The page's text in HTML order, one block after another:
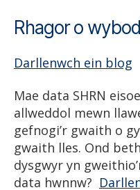
Rhagor o
Darllenwch ein blog
Mae data SHRN
allweddol mewn
gefnogi’r gwaith o
gwaith lles. Ond
dysgwyr yn
data hwnnw?